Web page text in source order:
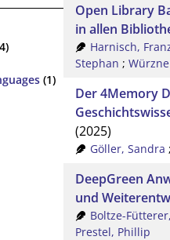
(1)
Open Library
in allen
Harnisch,
Stephan ;
Der 4Memory
(2025)
Göller, Sandra
DeepGreen
und
Boltze-
Prestel, Phillip